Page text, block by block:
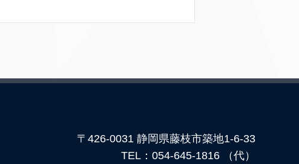
〒426-0031 静岡県藤枝市築地1-6-33
TEL：054-645-1816 （代）